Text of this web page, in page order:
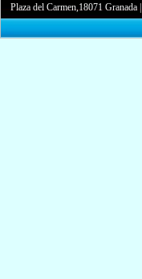
Plaza del Carmen,18071 Granada